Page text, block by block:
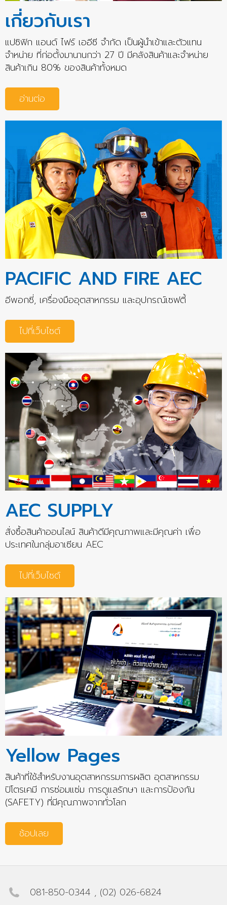
เกี่ยวกับเรา
แปซิฟิก แอนด์ ไฟร์ เออีซี จำกัด เป็นผู้นำเข้าและตัวแทน
จำหน่าย ที่ก่อตั้งมานานกว่า 27 ปี มีคลังสินค้าและจำหน่าย
สินค้าเกิน 80% ของสินค้าทั้งหมด
อ่านต่อ
PACIFIC AND FIRE AEC
อีพอกซี่, เครื่องมืออุตสาหกรรม และอุปกรณ์เซฟตี้
ไปที่เว็บไซต์
AEC SUPPLY
สั่งซื้อสินค้าออนไลน์ สินค้าดีมีคุณภาพและมีคุณค่า เพื่อ
ประเทศในกลุ่มอาเซียน AEC
ไปที่เว็บไซต์
Yellow Pages
สินค้าที่ใช้สำหรับงานอุตสาหกรรมการผลิต อุตสาหกรรม
ปิโตรเคมี การซ่อมแซ่ม การดูแลรักษา และการป้องกัน
(SAFETY) ที่มีคุณภาพจากทั่วโลก
ช้อปเลย
081-850-0344 , (02) 026-6824